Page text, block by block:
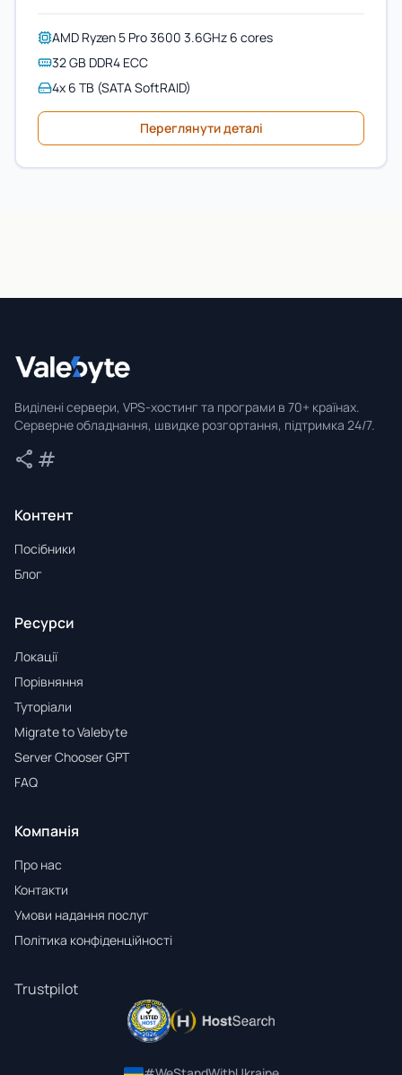
AMD Ryzen 5 Pro 3600 3.6GHz 6 cores
32 GB DDR4 ECC
4x 6 TB (SATA SoftRAID)
Переглянути деталі
Виділені сервери, VPS-хостинг та програми в 70+ країнах.
Серверне обладнання, швидке розгортання, підтримка 24/7.
share Поділитися
tag
Контент
Посібники
Блог
Ресурси
Локації
Порівняння
Туторіали
Migrate to Valebyte
Server Chooser GPT
FAQ
Компанія
Про нас
Контакти
Умови надання послуг
Політика конфіденційності
Trustpilot